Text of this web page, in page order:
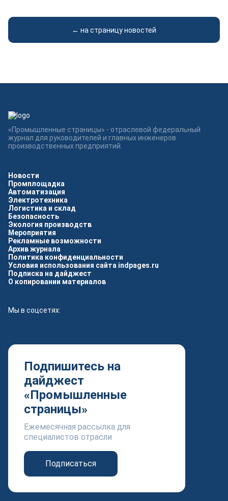
← на страницу новостей
Новости
Промплощадка
Автоматизация
Электротехника
Логистика и склад
Безопасность
Экология производств
Мероприятия
Рекламные возможности
Архив журнала
Политика конфиденциальности
Условия использования сайта indpages.ru
Подписка на дайджест
О копировании материалов
Мы в соцсетях:
Подпишитесь на
дайджест
«Промышленные
страницы»
Ежемесячная рассылка для
специалистов отрасли
Подписаться
«Промышленные страницы» - отраслевой федеральный
журнал для руководителей и главных инженеров
производственных предприятий.